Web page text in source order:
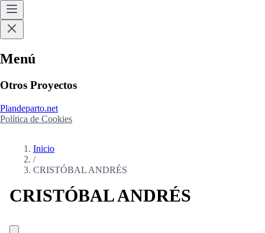
Menú
Otros Proyectos
Plandeparto.net
Política de Cookies
Inicio
/
CRISTÓBAL ANDRÉS
CRISTÓBAL ANDRÉS